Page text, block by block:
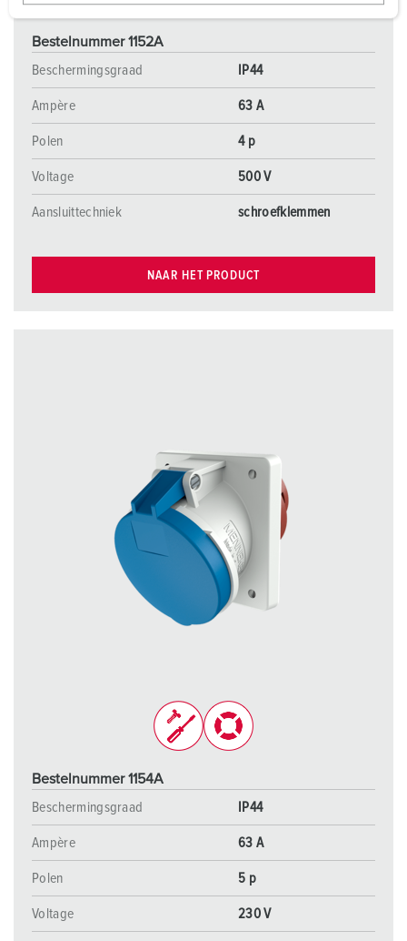
Bestelnummer 1152A
Beschermingsgraad
IP44
Ampère 63 A
Polen 4 p
Voltage 500 V
Aansluittechniek schroefklemmen
NAAR HET PRODUCT
Bestelnummer 1154A
Beschermingsgraad
IP44
Ampère 63 A
Polen 5 p
Voltage 230 V